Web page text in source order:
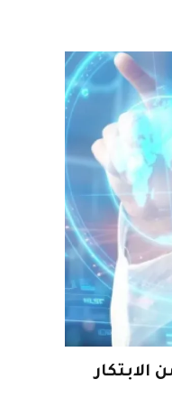
السعودية عبر 3 عقود من الابتكار